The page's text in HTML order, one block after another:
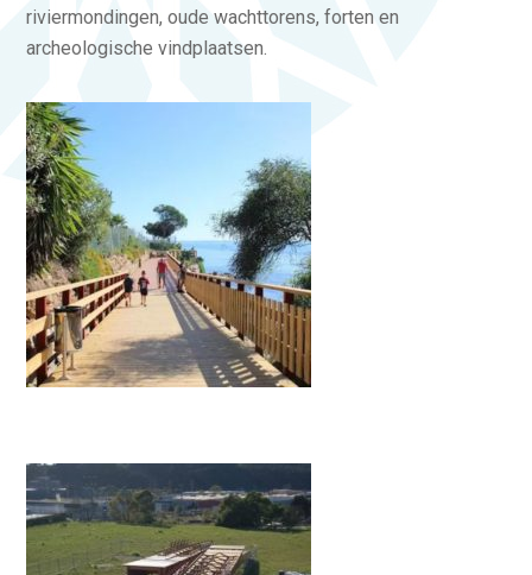
riviermondingen, oude wachttorens, forten en
archeologische vindplaatsen.